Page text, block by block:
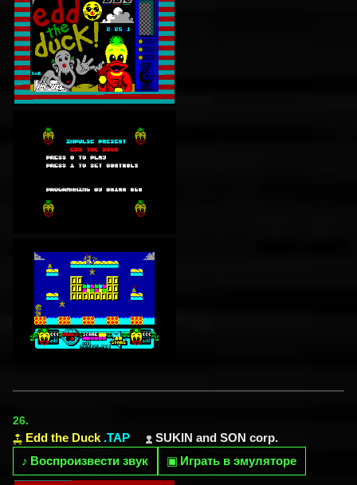
26.
Edd the Duck .TAP
SUKIN and SON corp.
♪ Воспроизвести звук ▣ Играть в эмуляторе